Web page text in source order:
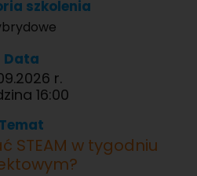
szkolenia
Data
r.
16:00
Temat
STEAM w tygodniu